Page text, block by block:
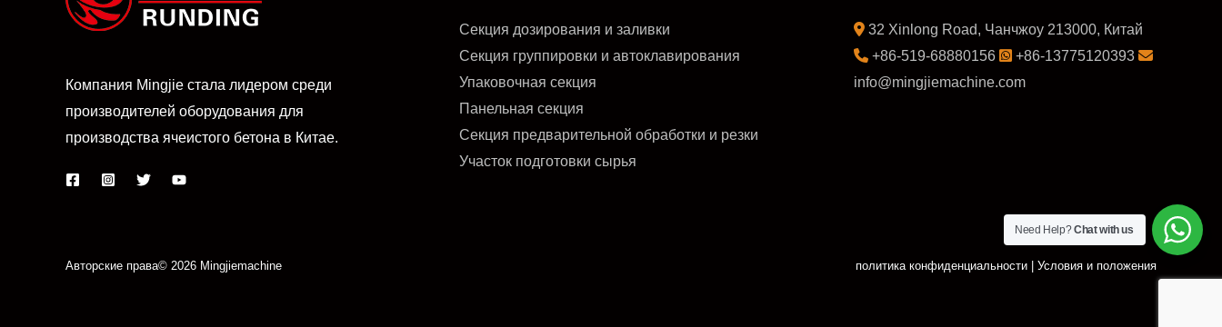
Компания Mingjie стала лидером среди
производителей оборудования для
производства ячеистого бетона в Китае.
Секция дозирования и заливки
Секция группировки и автоклавирования
Упаковочная секция
Панельная секция
Секция предварительной обработки и резки
Участок подготовки сырья
32 Xinlong Road, Чанчжоу 213000, Китай
+86-519-68880156
+86-13775120393
info@mingjiemachine.com
Авторские права© 2026 Mingjiemachine политика конфиденциальности Условия и положения
Need Help?Chat with us